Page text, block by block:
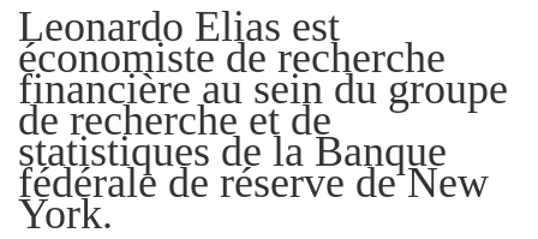
Leonardo Elias est
économiste de recherche
financière au sein du groupe
de recherche et de
statistiques de la Banque
fédérale de réserve de New
York.